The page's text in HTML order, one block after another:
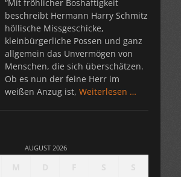
“Mit fröhlicher Boshaftigkeit
beschreibt Hermann Harry Schmitz
höllische Missgeschicke,
kleinbürgerliche Possen und ganz
allgemein das Unvermögen von
Menschen, die sich überschätzen.
Ob es nun der feine Herr im
weißen Anzug ist, Weiterlesen …
AUGUST 2026